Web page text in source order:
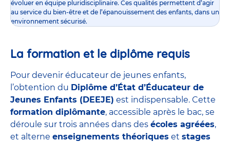
évoluer en équipe pluridisciplinaire. Ces qualités permettent d’agir
au service du bien-être et de l’épanouissement des enfants, dans un
environnement sécurisé.
La formation et le diplôme requis
Pour devenir éducateur de jeunes enfants,
l’obtention du Diplôme d’État d’Éducateur de
Jeunes Enfants (DEEJE) est indispensable. Cette
formation diplômante, accessible après le bac, se
déroule sur trois années dans des écoles agréées,
et alterne enseignements théoriques et stages